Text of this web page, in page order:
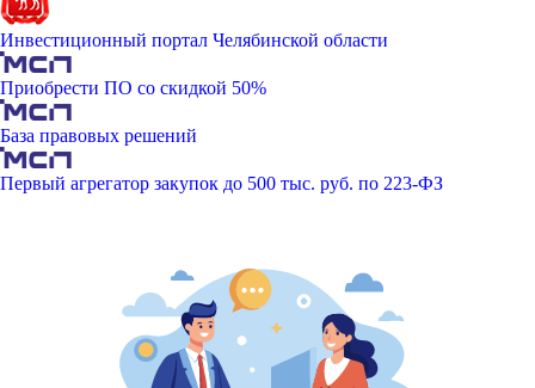
Инвестиционный портал Челябинской области
Приобрести ПО со скидкой 50%
База правовых решений
Первый агрегатор закупок до 500 тыс. руб. по 223-ФЗ